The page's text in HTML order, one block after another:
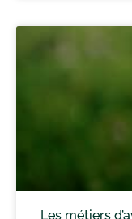
Les métiers